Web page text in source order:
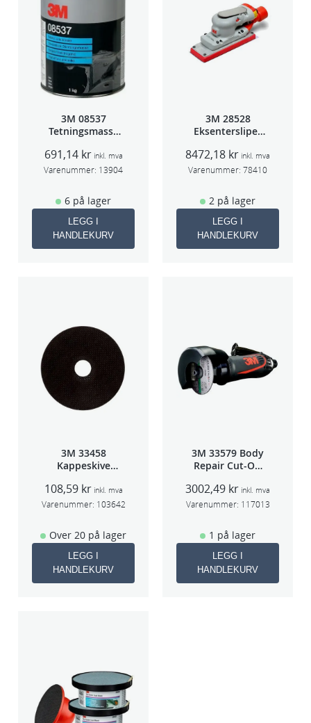
3M 08537
Tetningsmasse
691,14 kr inkl. mva
Varenummer: 13904
6 på lager
LEGG I
HANDLEKURV
3M 28528
Eksentersliper
3mm slag
70×198
8472,18 kr inkl. mva
Varenummer: 78410
2 på lager
LEGG I
HANDLEKURV
3M 33458
Kappeskive
5stk/pk pris/stk
108,59 kr inkl. mva
Varenummer: 103642
Over 20 på lager
LEGG I
HANDLEKURV
3M 33579 Body
Repair Cut-Off
75mm
3002,49 kr inkl. mva
Varenummer: 117013
1 på lager
LEGG I
HANDLEKURV